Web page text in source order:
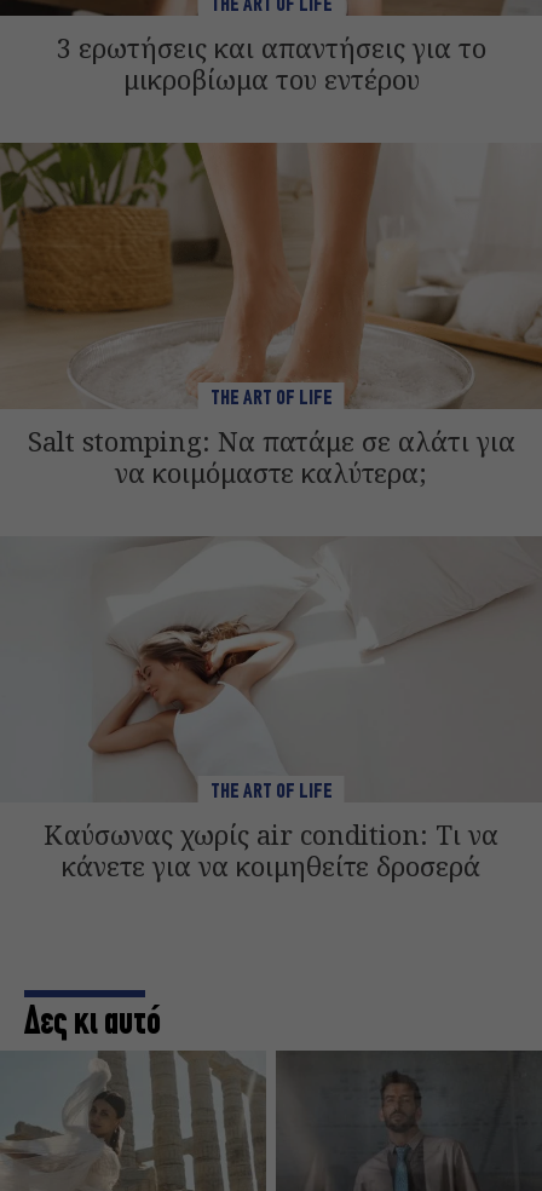
THE ART OF LIFE
3 ερωτήσεις και απαντήσεις για το
μικροβίωμα του εντέρου
THE ART OF LIFE
Salt stomping: Να πατάμε σε αλάτι για
να κοιμόμαστε καλύτερα;
THE ART OF LIFE
Καύσωνας χωρίς air condition: Τι να
κάνετε για να κοιμηθείτε δροσερά
Δες κι αυτό